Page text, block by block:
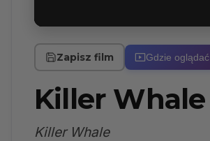
Zapisz film Gdzie oglądać
Killer Whale
Killer Whale